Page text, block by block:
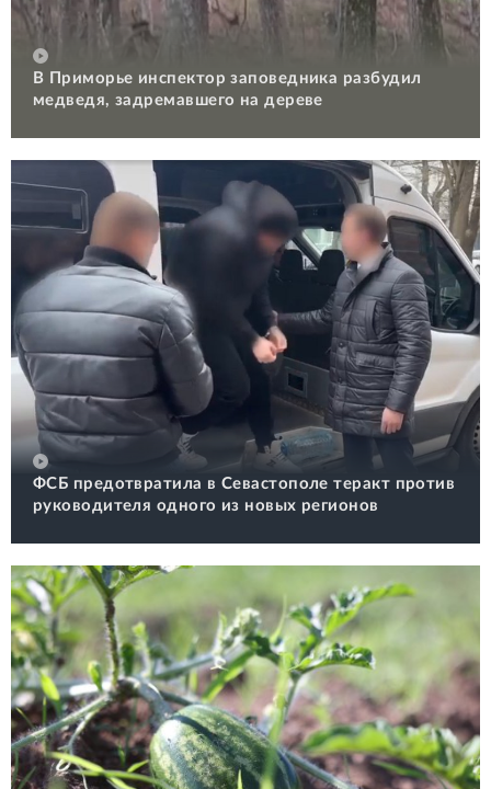
В Приморье инспектор заповедника разбудил
медведя, задремавшего на дереве
ФСБ предотвратила в Севастополе теракт против
руководителя одного из новых регионов